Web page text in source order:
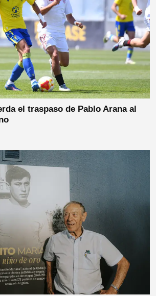
el traspaso de Pablo Arana al